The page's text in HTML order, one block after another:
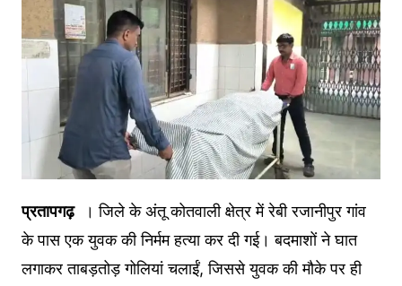
प्रतापगढ़। जिले के अंतू कोतवाली क्षेत्र में रेबी रजानीपुर गांव
के पास एक युवक की निर्मम हत्या कर दी गई। बदमाशों ने घात
लगाकर ताबड़तोड़ गोलियां चलाईं, जिससे युवक की मौके पर ही